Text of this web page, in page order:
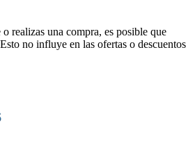
realizas una compra, es posible que
no influye en las ofertas o descuentos